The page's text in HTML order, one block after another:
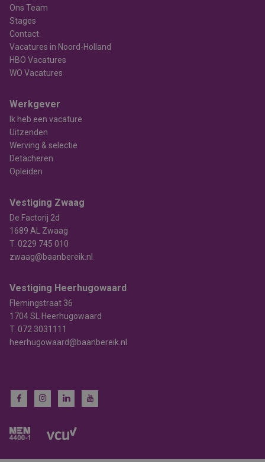
Ons Team
Stages
Contact
Vacatures in Noord-Holland
HBO Vacatures
WO Vacatures
Werkgever
Ik heb een vacature
Uitzenden
Werving & selectie
Detacheren
Opleiden
Vestiging Zwaag
De Factorij 2d
1689 AL Zwaag
T. 0229 745 010
zwaag@baanbereik.nl
Vestiging Heerhugowaard
Flemingstraat 36
1704 SL Heerhugowaard
T. 072 3031111
heerhugowaard@baanbereik.nl